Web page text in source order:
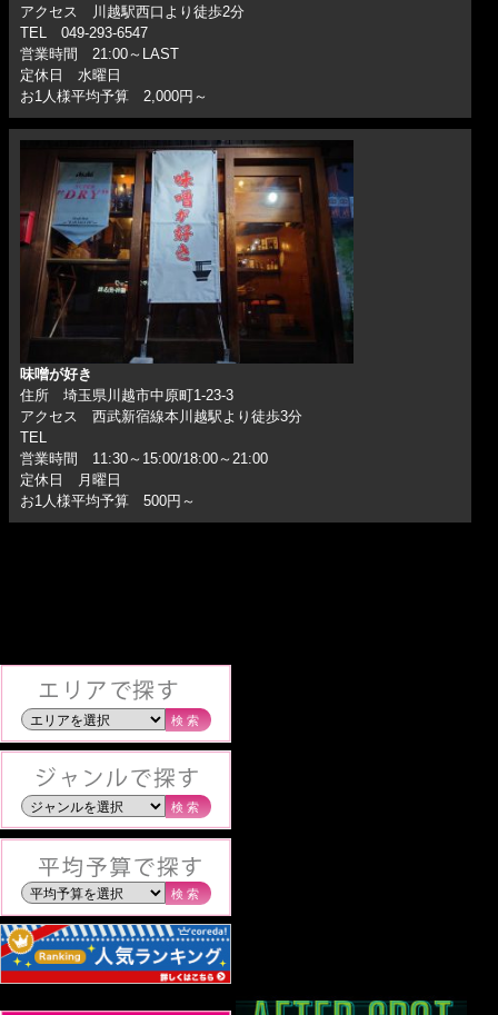
アクセス 川越駅西口より徒歩2分
TEL 049-293-6547
営業時間 21:00～LAST
定休日 水曜日
お1人様平均予算 2,000円～
味噌が好き
住所 埼玉県川越市中原町1-23-3
アクセス 西武新宿線本川越駅より徒歩3分
TEL
営業時間 11:30～15:00/18:00～21:00
定休日 月曜日
お1人様平均予算 500円～
検索
検索
検索